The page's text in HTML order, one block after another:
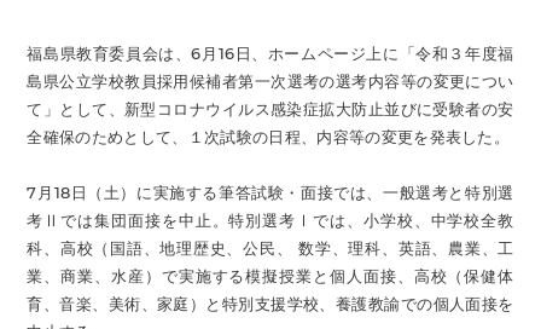
福島県教育委員会は、6月16日、ホームページ上に「令和３年度福
島県公立学校教員採用候補者第一次選考の選考内容等の変更につい
て」として、新型コロナウイルス感染症拡大防止並びに受験者の安
全確保のためとして、１次試験の日程、内容等の変更を発表した。
7月18日（土）に実施する筆答試験・面接では、一般選考と特別選
考Ⅱでは集団面接を中止。特別選考Ⅰでは、小学校、中学校全教
科、高校（国語、地理歴史、公民、 数学、理科、英語、農業、工
業、商業、水産）で実施する模擬授業と個人面接、高校（保健体
育、音楽、美術、家庭）と特別支援学校、養護教諭での個人面接を